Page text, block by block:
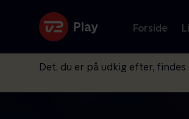
Forside
Det, du er på udkig efter,